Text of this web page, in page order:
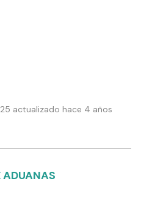
actualizado hace 4 años
ADUANAS